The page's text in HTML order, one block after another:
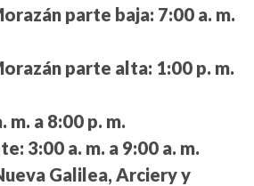
parte baja: 7:00 a. m.
parte alta: 1:00 p. m.
m. a 8:00 p. m.
3:00 a. m. a 9:00 a. m.
Galilea, Arciery y